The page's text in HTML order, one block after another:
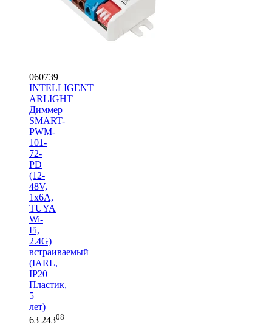
060739
INTELLIGENT
ARLIGHT
Диммер
SMART-
PWM-
101-
72-
PD
(12-
48V,
1x6A,
TUYA
Wi-
Fi,
2.4G)
встраиваемый
(IARL,
IP20
Пластик,
5
лет)
63 24308